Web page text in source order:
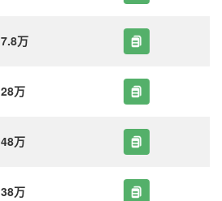
7.8万
28万
48万
38万